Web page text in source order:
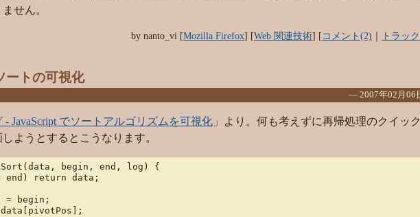
せん。
by nanto_vi [Mozilla Firefox] [Web 関連技術] [コメント(2) ｜ トラッ
ートの可視化
― 2007年02月06
- JavaScript でソートアルゴリズムを可視化 」より。何も考えずに再帰処理のクイッ
ようとするとこうなります。
begin, end, log) {
end) return data;
= begin;